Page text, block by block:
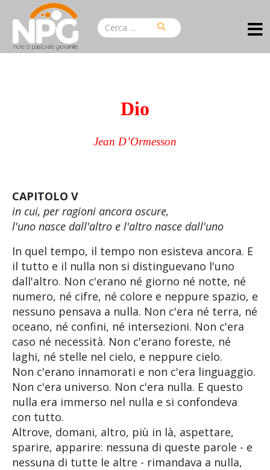
Dio
Jean D’Ormesson
CAPITOLO V
in cui, per ragioni ancora oscure,
l'uno nasce dall'altro e l'altro nasce dall'uno
In quel tempo, il tempo non esisteva ancora. E
il tutto e il nulla non si distinguevano l'uno
dall'altro. Non c'erano né giorno né notte, né
numero, né cifre, né colore e neppure spazio, e
nessuno pensava a nulla. Non c'era né terra, né
oceano, né confini, né intersezioni. Non c'era
caso né necessità. Non c'erano foreste, né
laghi, né stelle nel cielo, e neppure cielo.
Non c'erano innamorati e non c'era linguaggio.
Non c'era universo. Non c'era nulla. E questo
nulla era immerso nel nulla e si confondeva
con tutto.
Altrove, domani, altro, più in là, aspettare,
sparire, apparire: nessuna di queste parole - e
nessuna di tutte le altre - rimandava a nulla,